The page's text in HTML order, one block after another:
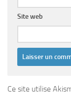
Site web
Ce site utilise